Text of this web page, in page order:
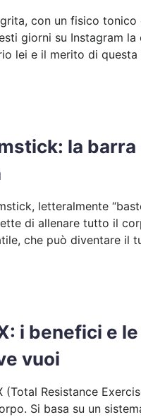
con un fisico
giorni su Instagram
lei e il merito di
la
letteralmente
di allenare tutto il
che può diventare il
i benefici e
vuoi
(Total Resistance
Si basa su un